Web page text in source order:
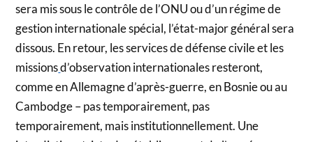
sera mis sous le contrôle de l’ONU ou d’un régime de
gestion internationale spécial, l’état-major général sera
dissous. En retour, les services de défense civile et les
missionsd’observation internationales resteront,
comme en Allemagne d’après-guerre, en Bosnie ou au
Cambodge – pas temporairement, pas
temporairement, mais institutionnellement. Une